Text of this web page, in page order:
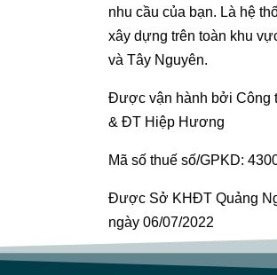
nhu cầu của bạn. Là hệ
xây dựng trên toàn khu
và Tây Nguyên.
Được vận hành bởi Công
& ĐT Hiệp Hương
Mã số thuế số/GPKD:
Được Sở KHĐT Quảng
ngày 06/07/2022